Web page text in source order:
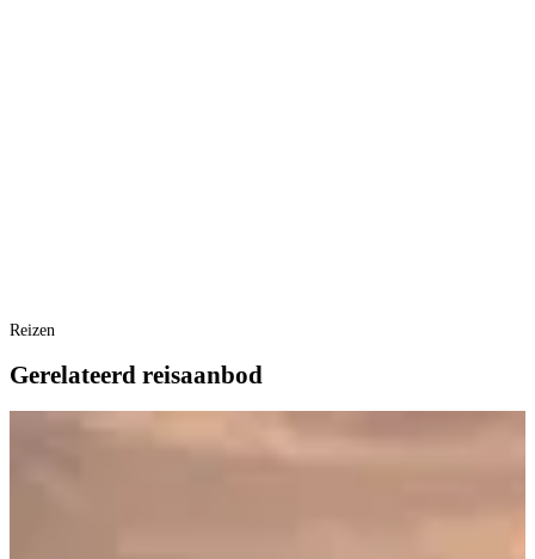
Reizen
Gerelateerd reisaanbod